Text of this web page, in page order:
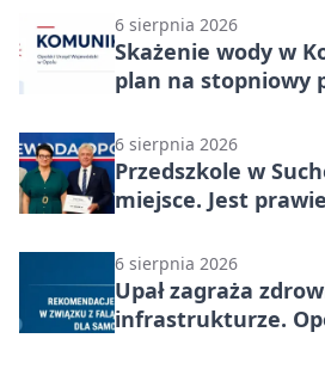
6 sierpnia 2026
Skażenie wody w
plan na stopniowy
6 sierpnia 2026
Przedszkole w
miejsce. Jest
6 sierpnia 2026
Upał zagraża
infrastrukturze.